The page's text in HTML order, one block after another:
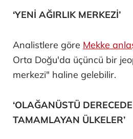
‘YENİ AĞIRLIK MERKEZİ’
Analistlere göre Mekke
Orta Doğu'da üçüncü bir
merkezi" haline gelebilir.
‘OLAĞANÜSTÜ
TAMAMLAYAN ÜLKELER’